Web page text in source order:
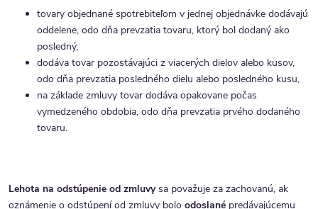
tovary objednané spotrebiteľom v jednej objednávke dodávajú
oddelene, odo dňa prevzatia tovaru, ktorý bol dodaný ako
posledný,
dodáva tovar pozostávajúci z viacerých dielov alebo kusov,
odo dňa prevzatia posledného dielu alebo posledného kusu,
na základe zmluvy tovar dodáva opakovane počas
vymedzeného obdobia, odo dňa prevzatia prvého dodaného
tovaru.
Lehota na odstúpenie od zmluvysa považuje za zachovanú, ak
oznámenie o odstúpení od zmluvy bolo odoslané predávajúcemu